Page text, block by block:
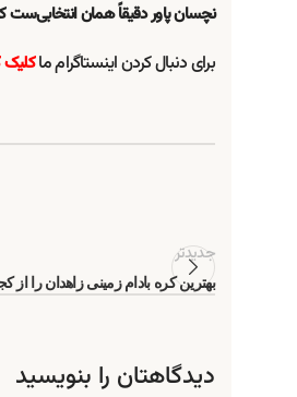
نچسان پاور دقیقاً همان انتخابی‌ست
برای دنبال کردن اینستاگرام ماکلیک
جدیدتر
بهترین کره بادام زمینی زاهدان را از
دیدگاهتان را بنویسید